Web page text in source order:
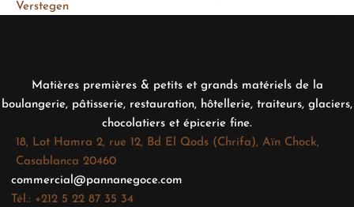
Verstegen
Matières premières & petits et grands matériels de la
boulangerie, pâtisserie, restauration, hôtellerie, traiteurs, glaciers,
chocolatiers et épicerie fine.
18, Lot Hamra 2, rue 12, Bd El Qods (Chrifa), Aïn Chock,
Casablanca 20460
commercial@pannanegoce.com
Tél.: +212 5 22 87 35 34